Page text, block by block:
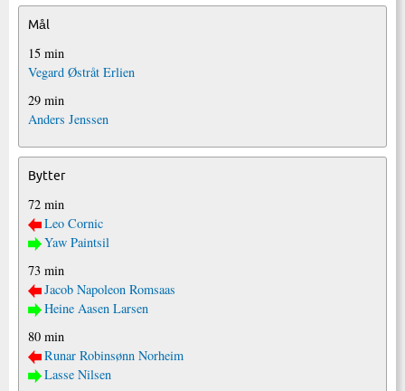
Mål
15 min
Vegard Østråt Erlien
29 min
Anders Jenssen
Bytter
72 min
Leo Cornic
Yaw Paintsil
73 min
Jacob Napoleon Romsaas
Heine Aasen Larsen
80 min
Runar Robinsønn Norheim
Lasse Nilsen